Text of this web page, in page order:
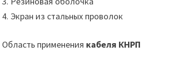
4. Экран из стальных проволок
Область применения кабеля КНРП